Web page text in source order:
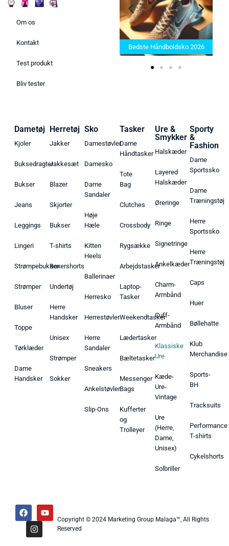
Om os
Kontakt
Test produkt
Bliv tester
Bedste Saunatæppe 2025 –
Find de bedste produkter her!
Bedste Håndboldsko 2026
Dametøj
Kjoler
Buksedragter
Bukser
Jeans
Leggings
Lingeri
Strømpebukser
Strømper
Bluser
Toppe
Tørklæder
Dame
Handsker
Herretøj
Jakker
Jakkesæt
Blazer
Skjorter
Bukser
T-shirts
Boxershorts
Undertøj
Herre
Handsker
Unisex
Strømper
Sokker
Sko
Damestøvler
Damesko
Dame
Sandaler
Høje
Hæle
Kitten
Heels
Ballerinaer
Herresko
Herrestøvler
Herre
Sandaler
Sneakers
Ankelstøvler
Slip-Ons
Tasker
Dame
Håndtasker
Tote
Bag
Clutches
Crossbody
Rygsække
Arbejdstasker
Laptop-
Tasker
Weekendtasker
Lædertasker
Bæltetasker
Messenger
Bags
Kufferter
og
Trolleyer
Ure &
Smykker
Halskæder
Layered
Halskæder
Øreringe
Ringe
Signetringe
Ankelkæder
Charm-
Armbånd
Cuff-
Armbånd
Klassiske
Ure
Kæde-
Ure-
Vintage
Ure
(Herre,
Dame,
Unisex)
Solbriller
Sporty
&
Fashion
Dame
Sportssko
Dame
Træningstøj
Herre
Sportssko
Herre
Træningstøj
Caps
Huer
Bøllehatte
Klub
Merchandise
Sports-
BH
Tracksuits
Performance
T-shirts
Cykelshorts
Copyright © 2024 Marketing Group Malaga™, All Rights
Reserved